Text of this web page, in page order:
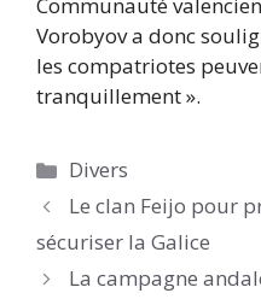
Communauté
Vorobyov a donc
les compatriotes
tranquillement ».
Catégories
Divers
Le clan Feijo pour
sécuriser la Galice
La campagne